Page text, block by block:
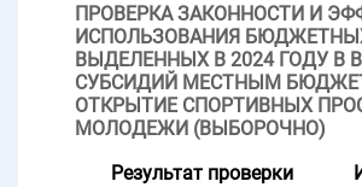
ПРОВЕРКА ЗАКОННОСТИ И
ИСПОЛЬЗОВАНИЯ
ВЫДЕЛЕННЫХ В 2024 ГОДУ В
СУБСИДИЙ МЕСТНЫМ
ОТКРЫТИЕ СПОРТИВНЫХ
МОЛОДЕЖИ (ВЫБОРОЧНО)
Результат проверки